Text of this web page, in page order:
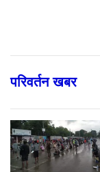
परिवर्तन खबर